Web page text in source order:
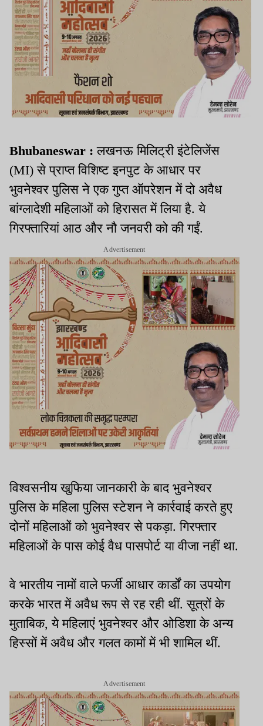
Bhubaneswar : लखनऊ मिलिट्री इंटेलिजेंस
(MI) से प्राप्त विशिष्ट इनपुट के आधार पर
भुवनेश्वर पुलिस ने एक गुप्त ऑपरेशन में दो अवैध
बांग्लादेशी महिलाओं को हिरासत में लिया है. ये
गिरफ्तारियां आठ और नौ जनवरी को की गईं.
Advertisement
विश्वसनीय खुफिया जानकारी के बाद भुवनेश्वर
पुलिस के महिला पुलिस स्टेशन ने कार्रवाई करते हुए
दोनों महिलाओं को भुवनेश्वर से पकड़ा. गिरफ्तार
महिलाओं के पास कोई वैध पासपोर्ट या वीजा नहीं था.
वे भारतीय नामों वाले फर्जी आधार कार्डों का उपयोग
करके भारत में अवैध रूप से रह रही थीं. सूत्रों के
मुताबिक, ये महिलाएं भुवनेश्वर और ओडिशा के अन्य
हिस्सों में अवैध और गलत कामों में भी शामिल थीं.
Advertisement